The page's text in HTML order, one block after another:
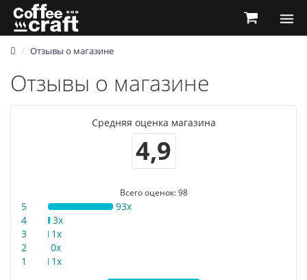
Отзывы о магазине
Отзывы о магазине
Средняя оценка магазина
4,9
Всего оценок: 98
5
93x
4
3x
3
1x
2
0x
1
1x